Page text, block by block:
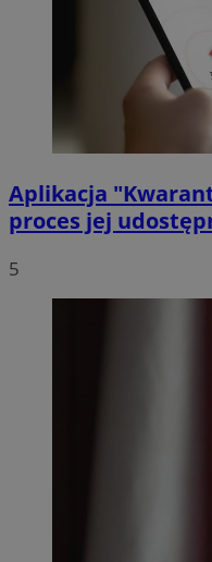
Aplikacja
proces jej
5